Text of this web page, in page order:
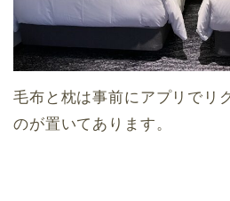
毛布と枕は事前にアプリでリ
のが置いてあります。